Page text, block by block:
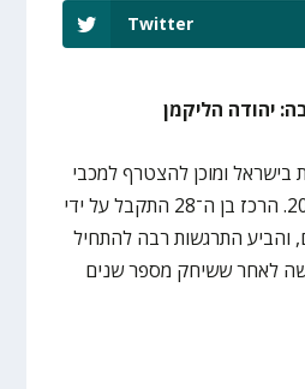
Twitter
יהודה הליקמן
בישראל ומוכן להצטרף למכבי
תל אביב לעונת 2025/26. הרכז בן ה־28 התקבל על ידי
והביע התרגשות רבה להתחיל
לאחר ששיחק מספר שנים